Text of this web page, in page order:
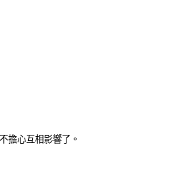
擔心互相影響了。